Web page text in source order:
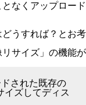
なくアップロード
うすれば？とお考
サイズ」の機能が
された既存の
イズしてディス